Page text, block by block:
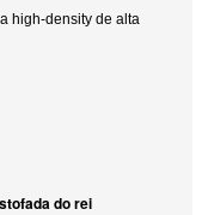
high-density de alta
do rei